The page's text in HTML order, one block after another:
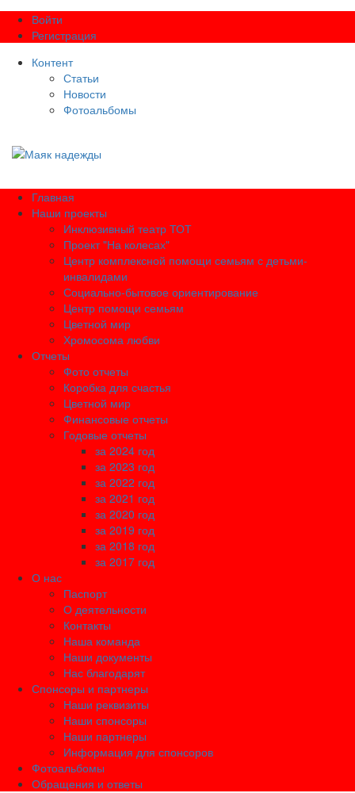
Войти
Регистрация
Контент
Статьи
Новости
Фотоальбомы
Главная
Наши проекты
Инклюзивный театр ТОТ
Проект "На колесах"
Центр комплексной помощи семьям с детьми-
инвалидами
Социально-бытовое ориентирование
Центр помощи семьям
Цветной мир
Хромосома любви
Отчеты
Фото отчеты
Коробка для счастья
Цветной мир
Финансовые отчеты
Годовые отчеты
за 2024 год
за 2023 год
за 2022 год
за 2021 год
за 2020 год
за 2019 год
за 2018 год
за 2017 год
О нас
Паспорт
О деятельности
Контакты
Наша команда
Наши документы
Нас благодарят
Спонсоры и партнеры
Наши реквизиты
Наши спонсоры
Наши партнеры
Информация для спонсоров
Фотоальбомы
Обращения и ответы